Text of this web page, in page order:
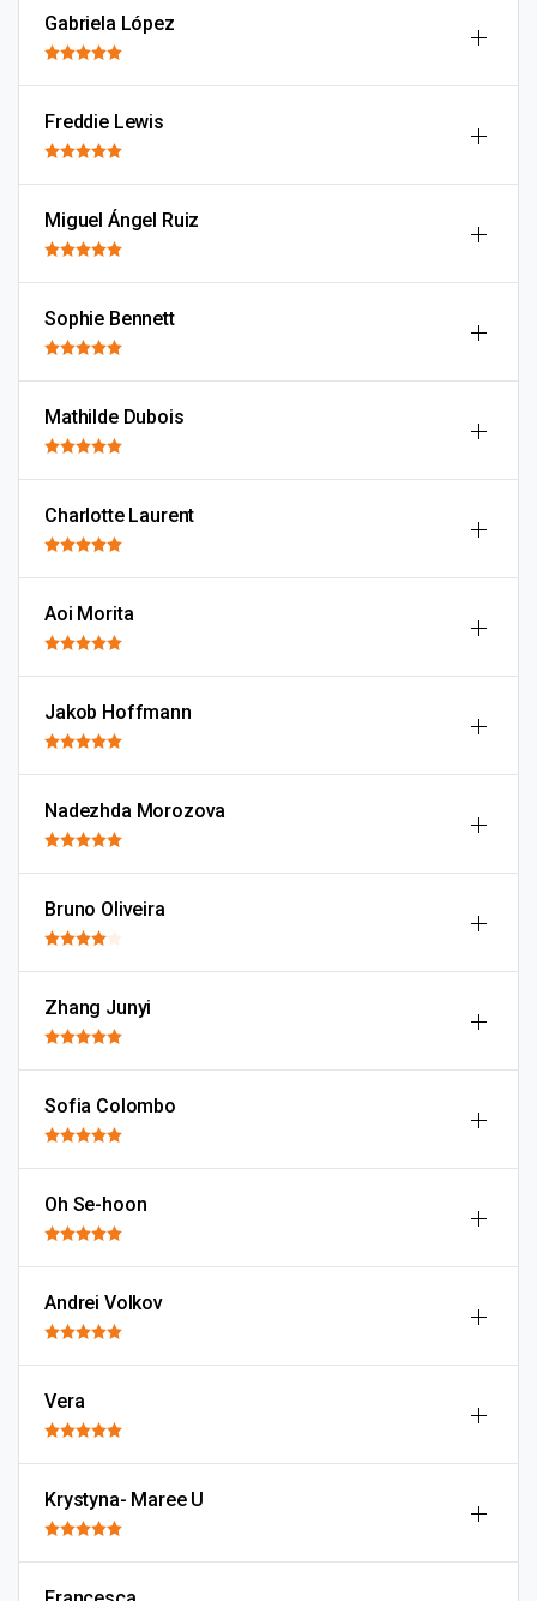
Gabriela López
Freddie Lewis
Miguel Ángel Ruiz
Sophie Bennett
Mathilde Dubois
Charlotte Laurent
Aoi Morita
Jakob Hoffmann
Nadezhda Morozova
Bruno Oliveira
Zhang Junyi
Sofia Colombo
Oh Se-hoon
Andrei Volkov
Vera
Krystyna- Maree U